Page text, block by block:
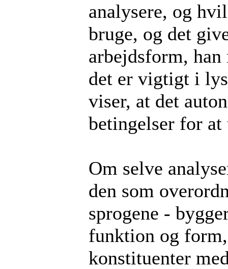
analysere, og
bruge, og det
arbejdsform, han
det er vigtigt i
viser, at det
betingelser for
Om selve
den som
sprogene -
funktion og
konstituenter